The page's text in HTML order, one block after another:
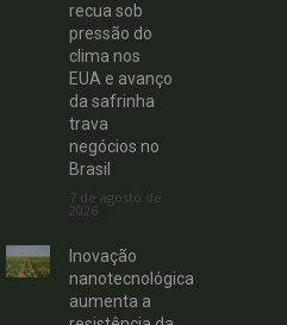
recua sob
pressão do
clima nos
EUA e avanço
da safrinha
trava
negócios no
Brasil
7 de agosto de
2026
Inovação
nanotecnológica
aumenta a